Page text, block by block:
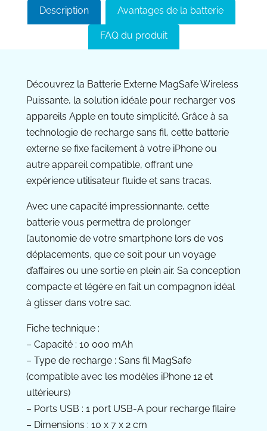
Description Avantages de la batterie
FAQ du produit
Découvrez la Batterie Externe MagSafe Wireless
Puissante, la solution idéale pour recharger vos
appareils Apple en toute simplicité. Grâce à sa
technologie de recharge sans fil, cette batterie
externe se fixe facilement à votre iPhone ou
autre appareil compatible, offrant une
expérience utilisateur fluide et sans tracas.
Avec une capacité impressionnante, cette
batterie vous permettra de prolonger
l’autonomie de votre smartphone lors de vos
déplacements, que ce soit pour un voyage
d’affaires ou une sortie en plein air. Sa conception
compacte et légère en fait un compagnon idéal
à glisser dans votre sac.
Fiche technique :
– Capacité : 10 000 mAh
– Type de recharge : Sans fil MagSafe
(compatible avec les modèles iPhone 12 et
ultérieurs)
– Ports USB : 1 port USB-A pour recharge filaire
– Dimensions : 10 x 7 x 2 cm